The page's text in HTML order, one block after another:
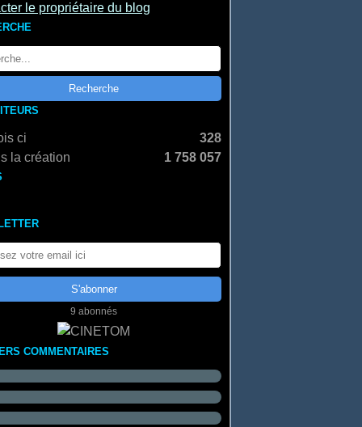
le propriétaire du blog
ci
328
la création
1 758 057
9 abonnés
COMMENTAIRES